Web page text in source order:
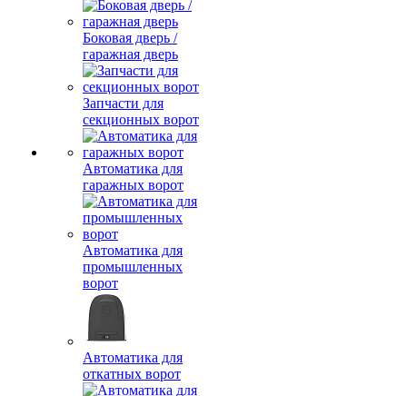
Боковая дверь /
гаражная дверь
Запчасти для
секционных ворот
Автоматика для
гаражных ворот
Автоматика для
промышленных
ворот
Автоматика для
откатных ворот